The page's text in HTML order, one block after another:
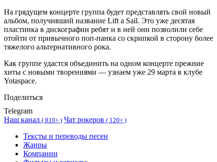
На грядущем концерте группа будет представлять свой новый
альбом, получивший название Lift a Sail. Это уже десятая
пластинка в дискографии ребят и в ней они позволили себе
отойти от привычного поп-панка со скрипкой в сторону более
тяжелого альтернативного рока.
Как группе удастся объединить на одном концерте прежние
хиты с новыми творениями — узнаем уже 29 марта в клубе
Yotaspace.
Поделиться
Telegram
Наш канал ( 810+ ) Чат рокеров ( 120+ )
Тексты и переводы песен
Жанры
Компании